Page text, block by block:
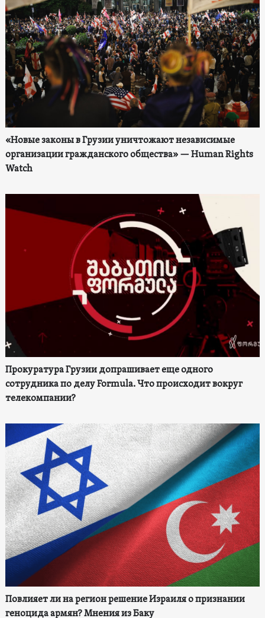
«Новые законы в Грузии уничтожают независимые
организации гражданского общества» — Human Rights
Watch
Прокуратура Грузии допрашивает еще одного
сотрудника по делу Formula. Что происходит вокруг
телекомпании?
Повлияет ли на регион решение Израиля о признании
геноцида армян? Мнения из Баку